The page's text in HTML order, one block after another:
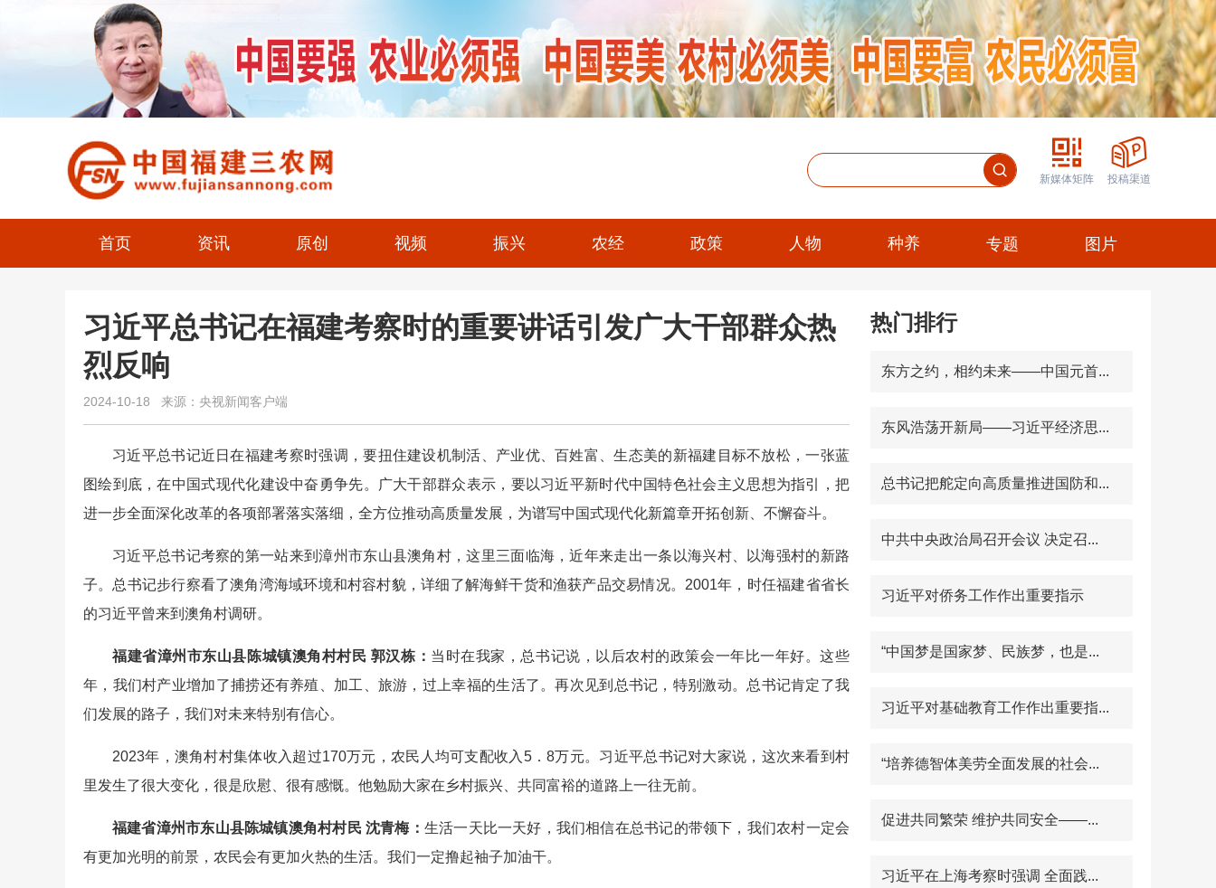
新媒体矩阵 投稿渠道
首页 资讯 原创 视频 振兴 农经 政策 人物 种养 专题 图片
习近平总书记在福建考察时的重要讲话引发广大干部群众热
烈反响
2024-10-18 来源：央视新闻客户端
习近平总书记近日在福建考察时强调，要扭住建设机制活、产业优、百姓富、生态美的新福建目标不放松，一张蓝
图绘到底，在中国式现代化建设中奋勇争先。广大干部群众表示，要以习近平新时代中国特色社会主义思想为指引，把
进一步全面深化改革的各项部署落实落细，全方位推动高质量发展，为谱写中国式现代化新篇章开拓创新、不懈奋斗。
习近平总书记考察的第一站来到漳州市东山县澳角村，这里三面临海，近年来走出一条以海兴村、以海强村的新路
子。总书记步行察看了澳角湾海域环境和村容村貌，详细了解海鲜干货和渔获产品交易情况。2001年，时任福建省省长
的习近平曾来到澳角村调研。
福建省漳州市东山县陈城镇澳角村村民 郭汉栋： 当时在我家，总书记说，以后农村的政策会一年比一年好。这些
年，我们村产业增加了捕捞还有养殖、加工、旅游，过上幸福的生活了。再次见到总书记，特别激动。总书记肯定了我
们发展的路子，我们对未来特别有信心。
2023年，澳角村村集体收入超过170万元，农民人均可支配收入5．8万元。习近平总书记对大家说，这次来看到村
里发生了很大变化，很是欣慰、很有感慨。他勉励大家在乡村振兴、共同富裕的道路上一往无前。
福建省漳州市东山县陈城镇澳角村村民 沈青梅： 生活一天比一天好，我们相信在总书记的带领下，我们农村一定会
有更加光明的前景，农民会有更加火热的生活。我们一定撸起袖子加油干。
热门排行
东方之约，相约未来——中国元首...
东风浩荡开新局——习近平经济思...
总书记把舵定向高质量推进国防和...
中共中央政治局召开会议 决定召...
习近平对侨务工作作出重要指示
“中国梦是国家梦、民族梦，也是...
习近平对基础教育工作作出重要指...
“培养德智体美劳全面发展的社会...
促进共同繁荣 维护共同安全——...
习近平在上海考察时强调 全面践...